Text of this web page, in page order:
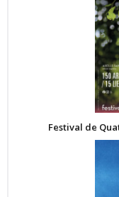
Festival de